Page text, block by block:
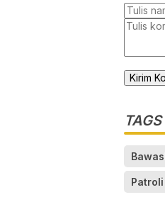
TAGS
Patroli